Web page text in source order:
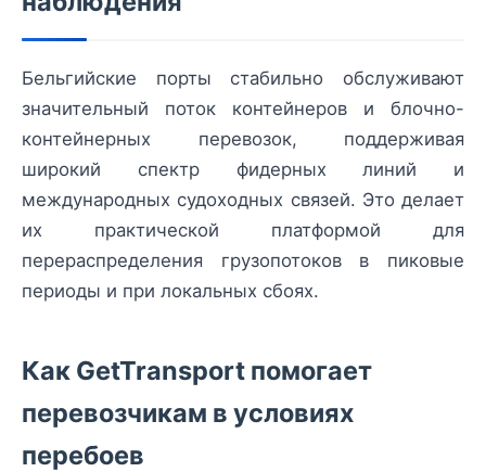
Бельгийские порты стабильно обслуживают
значительный поток контейнеров и блочно-
контейнерных перевозок, поддерживая
широкий спектр фидерных линий и
международных судоходных связей. Это делает
их практической платформой для
перераспределения грузопотоков в пиковые
периоды и при локальных сбоях.
Как GetTransport помогает
перевозчикам в условиях
перебоев